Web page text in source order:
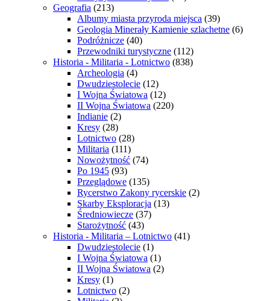
Geografia (213)
Albumy miasta przyroda miejsca (39)
Geologia Minerały Kamienie szlachetne (6)
Podróżnicze (40)
Przewodniki turystyczne (112)
Historia - Militaria - Lotnictwo (838)
Archeologia (4)
Dwudziestolecie (12)
I Wojna Światowa (12)
II Wojna Światowa (220)
Indianie (2)
Kresy (28)
Lotnictwo (28)
Militaria (111)
Nowożytność (74)
Po 1945 (93)
Przeglądowe (135)
Rycerstwo Zakony rycerskie (2)
Skarby Eksploracja (13)
Średniowiecze (37)
Starożytność (43)
Historia - Militaria – Lotnictwo (41)
Dwudziestolecie (1)
I Wojna Światowa (1)
II Wojna Światowa (2)
Kresy (1)
Lotnictwo (2)